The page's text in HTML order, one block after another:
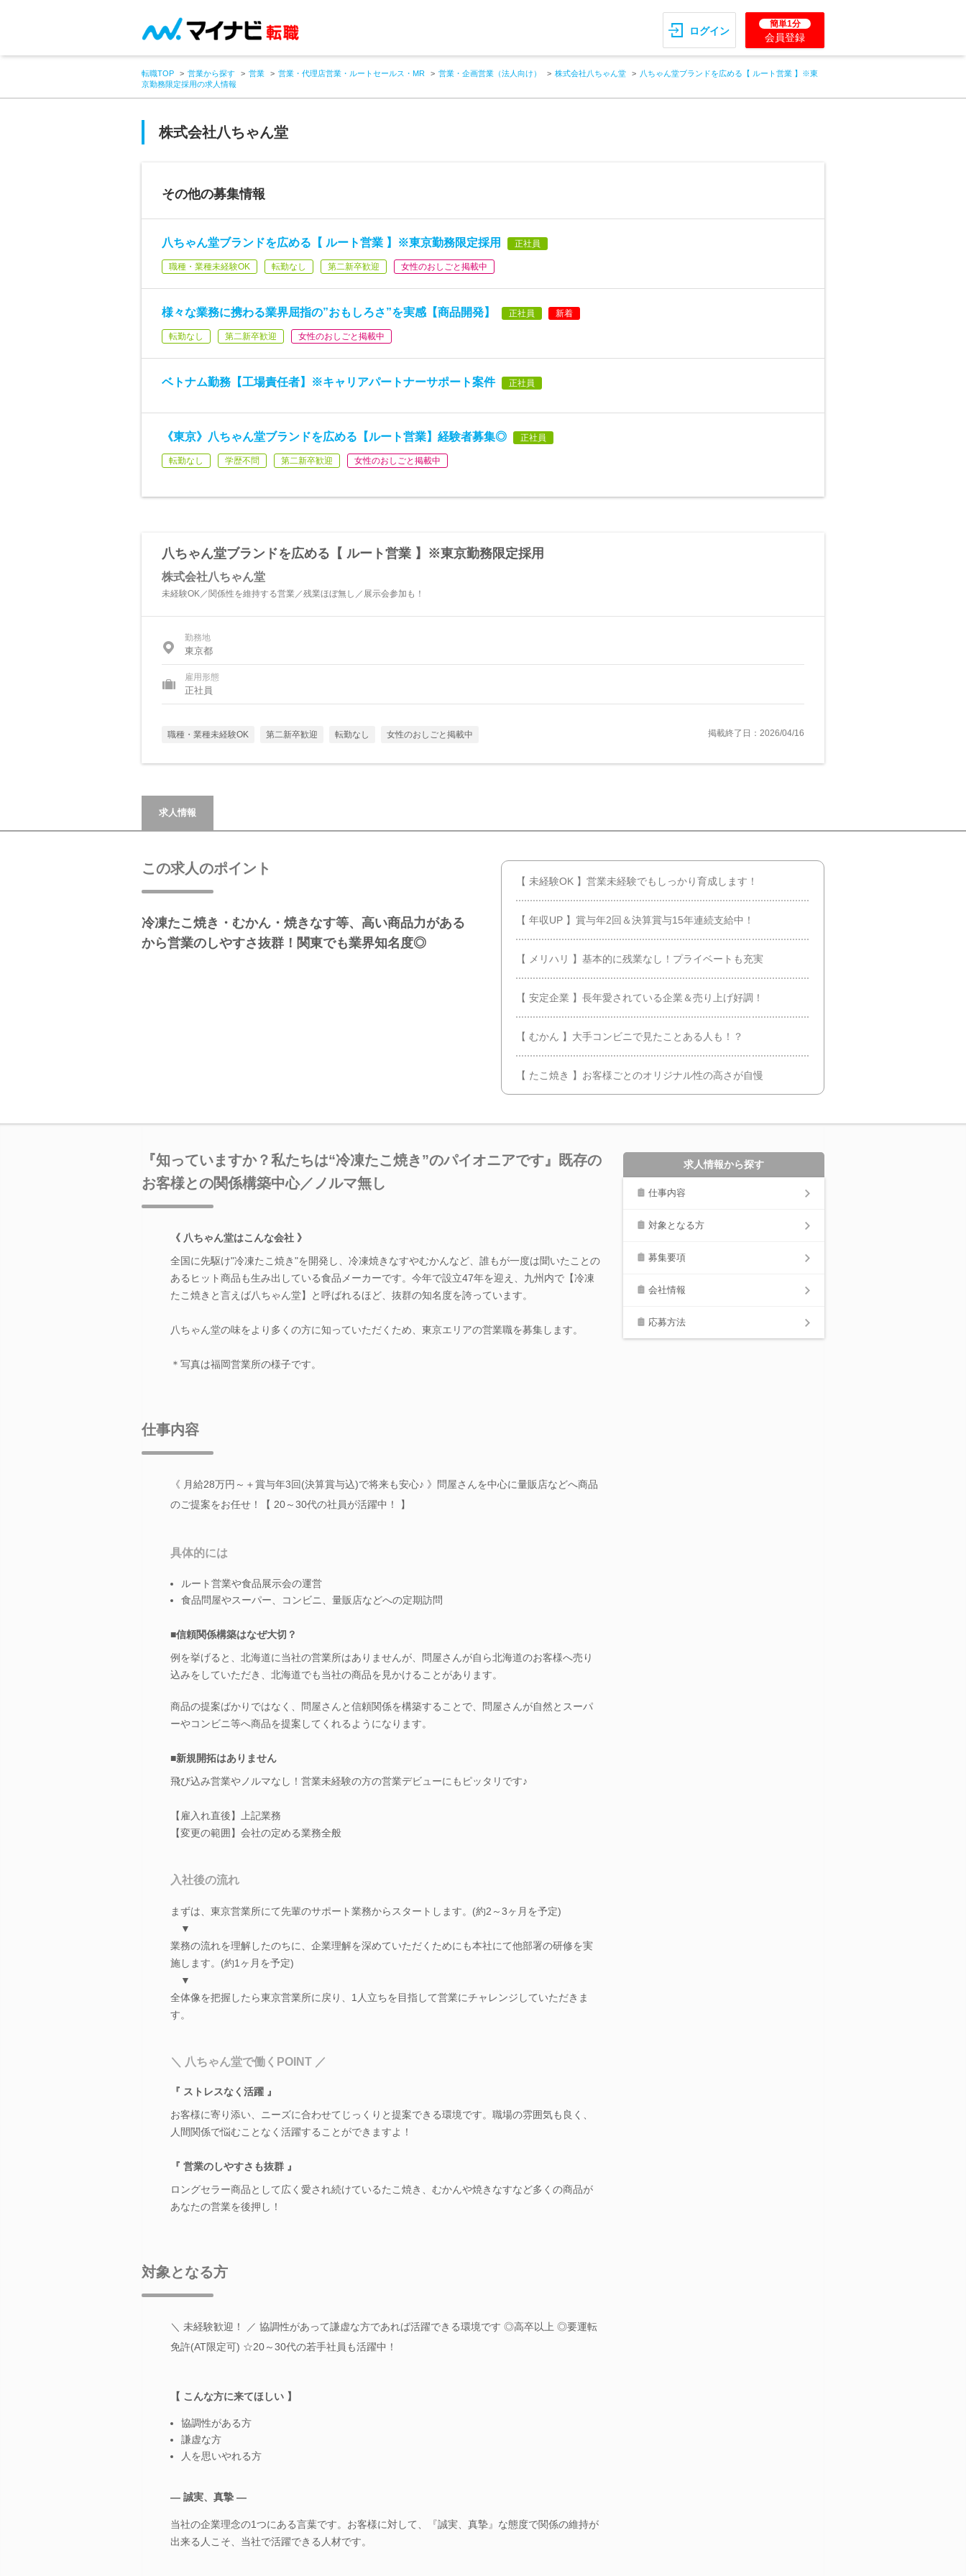
ログイン
簡単1分
会員登録
転職TOP 営業から探す 営業 営業・代理店営業・ルートセールス・MR 営業・企画営業（法人向け） 株式会社八ちゃん堂
八ちゃん堂ブランドを広める【 ルート営業 】※東
京勤務限定採用の求人情報
株式会社八ちゃん堂
その他の募集情報
八ちゃん堂ブランドを広める【 ルート営業 】※東京勤務限定採用 正社員
職種・業種未経験OK 転勤なし 第二新卒歓迎 女性のおしごと掲載中
様々な業務に携わる業界屈指の”おもしろさ”を実感【商品開発】 正社員 新着
転勤なし 第二新卒歓迎 女性のおしごと掲載中
ベトナム勤務【工場責任者】※キャリアパートナーサポート案件 正社員
《東京》八ちゃん堂ブランドを広める【ルート営業】経験者募集◎ 正社員
転勤なし 学歴不問 第二新卒歓迎 女性のおしごと掲載中
八ちゃん堂ブランドを広める【 ルート営業 】※東京勤務限定採用
株式会社八ちゃん堂
未経験OK／関係性を維持する営業／残業ほぼ無し／展示会参加も！
勤務地
東京都
雇用形態
正社員
職種・業種未経験OK 第二新卒歓迎 転勤なし 女性のおしごと掲載中 掲載終了日：2026/04/16
求人情報
この求人のポイント
冷凍たこ焼き・むかん・焼きなす等、高い商品力がある
から営業のしやすさ抜群！関東でも業界知名度◎
【 未経験OK 】営業未経験でもしっかり育成します！
【 年収UP 】賞与年2回＆決算賞与15年連続支給中！
【 メリハリ 】基本的に残業なし！プライベートも充実
【 安定企業 】長年愛されている企業＆売り上げ好調！
【 むかん 】大手コンビニで見たことある人も！？
【 たこ焼き 】お客様ごとのオリジナル性の高さが自慢
『知っていますか？私たちは“冷凍たこ焼き”のパイオニアです』既存の
お客様との関係構築中心／ノルマ無し
《 八ちゃん堂はこんな会社 》
全国に先駆け"冷凍たこ焼き"を開発し、冷凍焼きなすやむかんなど、誰もが一度は聞いたことの
あるヒット商品も生み出している食品メーカーです。今年で設立47年を迎え、九州内で【冷凍
たこ焼きと言えば八ちゃん堂】と呼ばれるほど、抜群の知名度を誇っています。
八ちゃん堂の味をより多くの方に知っていただくため、東京エリアの営業職を募集します。
＊写真は福岡営業所の様子です。
仕事内容
《 月給28万円～＋賞与年3回(決算賞与込)で将来も安心♪ 》問屋さんを中心に量販店などへ商品
のご提案をお任せ！【 20～30代の社員が活躍中！ 】
具体的には
ルート営業や食品展示会の運営
食品問屋やスーパー、コンビニ、量販店などへの定期訪問
■信頼関係構築はなぜ大切？
例を挙げると、北海道に当社の営業所はありませんが、問屋さんが自ら北海道のお客様へ売り
込みをしていただき、北海道でも当社の商品を見かけることがあります。
商品の提案ばかりではなく、問屋さんと信頼関係を構築することで、問屋さんが自然とスーパ
ーやコンビニ等へ商品を提案してくれるようになります。
■新規開拓はありません
飛び込み営業やノルマなし！営業未経験の方の営業デビューにもピッタリです♪
【雇入れ直後】上記業務
【変更の範囲】会社の定める業務全般
入社後の流れ
まずは、東京営業所にて先輩のサポート業務からスタートします。(約2～3ヶ月を予定)
▼
業務の流れを理解したのちに、企業理解を深めていただくためにも本社にて他部署の研修を実
施します。(約1ヶ月を予定)
▼
全体像を把握したら東京営業所に戻り、1人立ちを目指して営業にチャレンジしていただきま
す。
＼ 八ちゃん堂で働くPOINT ／
『 ストレスなく活躍 』
お客様に寄り添い、ニーズに合わせてじっくりと提案できる環境です。職場の雰囲気も良く、
人間関係で悩むことなく活躍することができますよ！
『 営業のしやすさも抜群 』
ロングセラー商品として広く愛され続けているたこ焼き、むかんや焼きなすなど多くの商品が
あなたの営業を後押し！
対象となる方
＼ 未経験歓迎！ ／ 協調性があって謙虚な方であれば活躍できる環境です ◎高卒以上 ◎要運転
免許(AT限定可) ☆20～30代の若手社員も活躍中！
【 こんな方に来てほしい 】
協調性がある方
謙虚な方
人を思いやれる方
― 誠実、真摯 ―
当社の企業理念の1つにある言葉です。お客様に対して、『誠実、真摯』な態度で関係の維持が
出来る人こそ、当社で活躍できる人材です。
求人情報から探す
仕事内容
対象となる方
募集要項
会社情報
応募方法